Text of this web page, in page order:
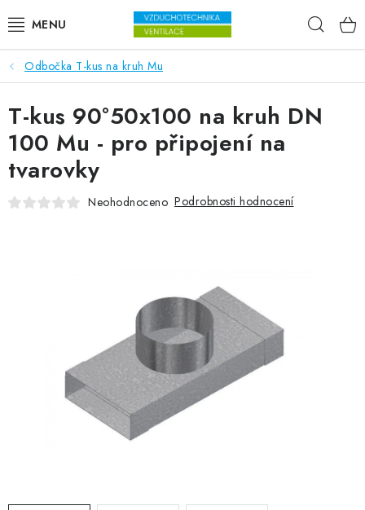
VENTILÁTORY
VZDUCHOTECHNIKA
REKUPERACE
TOPENÍ A CHLAZENÍ
ZVLHČOVAČE VZDUCHU PRŮMYSLOVÉ
NAHŘÍVACÍ POLŠTÁŘEK S LÁVOVÝM PÍSKEM
Odbočka T-kus na kruh Mu
T-kus 90°50x100 na kruh DN
100 Mu - pro připojení na
tvarovky
Neohodnoceno Podrobnosti hodnocení